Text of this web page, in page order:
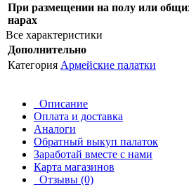
При размещении на полу или
нарах
Все характеристики
Дополнительно
Категория Армейские палатки
Описание
Оплата и доставка
Аналоги
Обратный выкуп палаток
Заработай вместе с нами
Карта магазинов
Отзывы (0)